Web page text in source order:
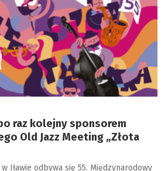
raz kolejny sponsorem
Old Jazz Meeting „Złota
Iławie odbywa się 55. Międzynarodowy